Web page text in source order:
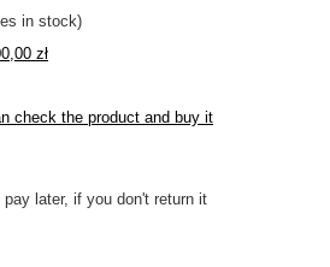
in stock)
zł
check the product and buy it
pay later, if you don't return it